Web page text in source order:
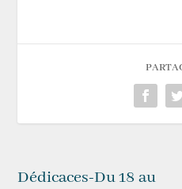
Dédicaces-Du 18 au